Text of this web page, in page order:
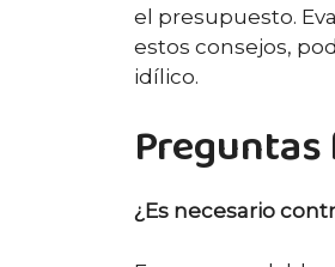
el presupuesto.
estos consejos,
idílico.
¿Es necesario